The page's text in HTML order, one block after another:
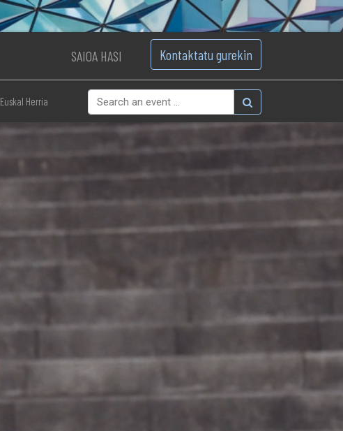
SAIOA HASI Kontaktatu gurekin
Euskal Herria